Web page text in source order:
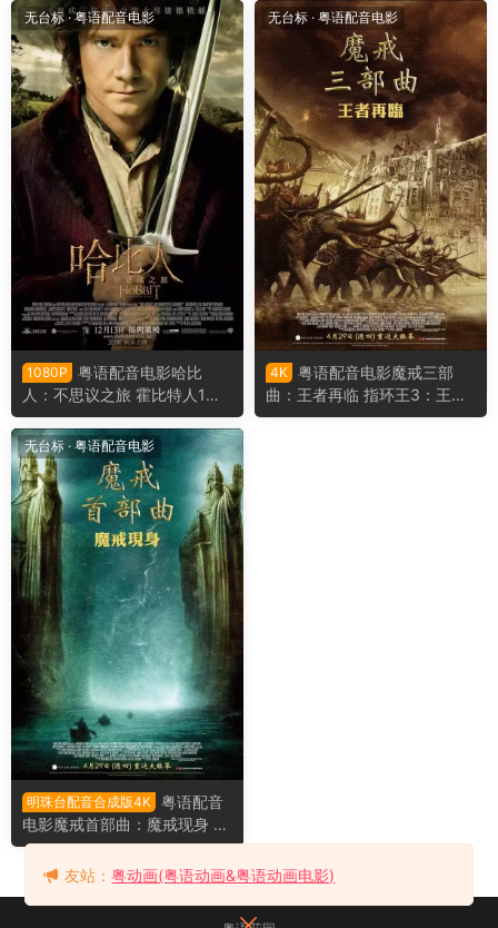
The Lord of the Rings The Fe
llowship of the Ring
he Hobbit: The Desolation of
Smaug
无台标·粤语配音电影
1080P
粤语配音电影哈比
人：不思议之旅 霍比特人1：
意外之旅 哈比人：意外旅程 T
he Hobbit: An Unexpected J
ourney
无台标 · 粤语配音电影
4K 粤语配音电影魔戒三部
曲：王者再临 指环王3：王者
无敌 指环王III：王者无敌 The
无台标 · 粤语配音电影
明珠台配音合成版4K 粤语配音
电影魔戒首部曲：魔戒现身 指
环王1：护戒使者 指环王1：魔
戒再现 The Lord of the Ring
友站：粤动画(粤语动画&粤语动画电影)